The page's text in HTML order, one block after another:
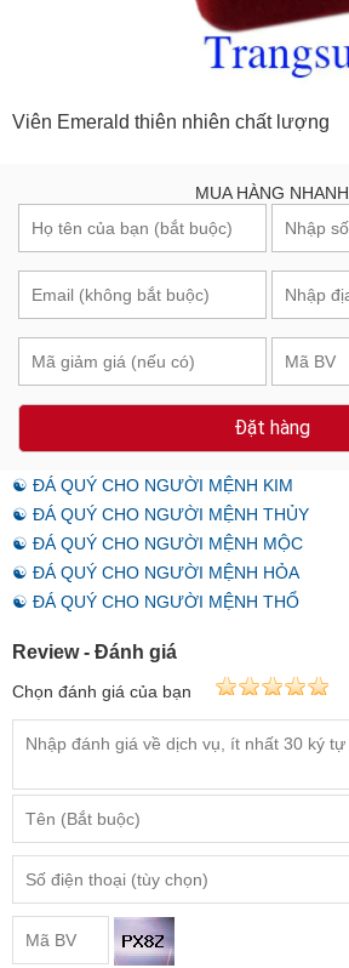
Viên Emerald thiên nhiên chất lượng
MUA HÀNG NHANH
Đặt hàng
☯ ĐÁ QUÝ CHO NGƯỜI MỆNH KIM
☯ ĐÁ QUÝ CHO NGƯỜI MỆNH THỦY
☯ ĐÁ QUÝ CHO NGƯỜI MỆNH MỘC
☯ ĐÁ QUÝ CHO NGƯỜI MỆNH HỎA
☯ ĐÁ QUÝ CHO NGƯỜI MỆNH THỔ
Review - Đánh giá
Chọn đánh giá của bạn